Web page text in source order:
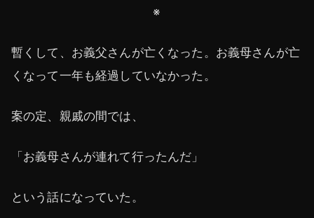
※
暫くして、お義父さんが亡くなった。お義母さんが亡
くなって一年も経過していなかった。
案の定、親戚の間では、
「お義母さんが連れて行ったんだ」
という話になっていた。